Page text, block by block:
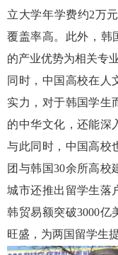
立大学年学费约2万
覆盖率高。此外，韩
的产业优势为相关专
同时，中国高校在人
实力，对于韩国学生
的中华文化，还能深
与此同时，中国高校
团 与韩国30余所高校
城市还推出留学生落
韩贸易额突破3000亿
旺盛，为两国留学生